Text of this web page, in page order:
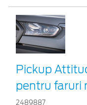
Pickup
pentru faruri
2489887